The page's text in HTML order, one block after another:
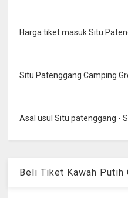
Harga tiket masuk Situ
Situ Patenggang Camping
Asal usul Situ patenggang -
Beli Tiket Kawah Putih